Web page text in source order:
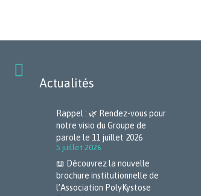

Actualités
Rappel : 🌿 Rendez-vous pour
notre visio du Groupe de
parole le 11 juillet 2026
5 juillet 2026
📖 Découvrez la nouvelle
brochure institutionnelle de
l’Association PolyKystose